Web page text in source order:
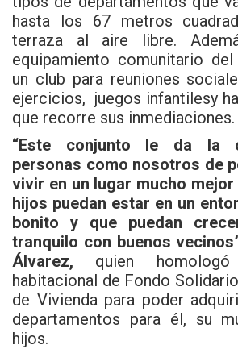
hasta los 67 metros
terraza al aire libre.
equipamiento comunitario
un club para reuniones
ejercicios, juegos infantilesy
que recorre sus inmediaciones.
“Este conjunto le da la
personas como nosotros de
vivir en un lugar mucho
hijos puedan estar en un
bonito y que puedan
tranquilo con buenos
Álvarez, quien
habitacional de Fondo
de Vivienda para poder
departamentos para él, su
hijos.